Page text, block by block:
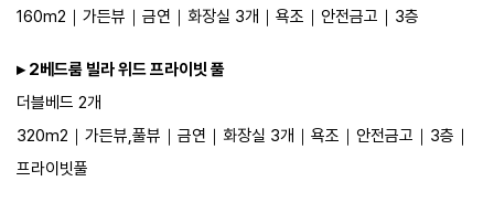
160m2｜​가든뷰｜​​​금연｜​화장실 3개｜​욕조｜​안전금고​​​​​​｜​3층​
▸ 2베드룸 빌라 위드 프라이빗 풀
더블베드 2개
320m2｜​가든뷰,풀뷰｜​​​금연｜​화장실 3개｜​욕조｜​안전금고​​​​​​｜​3층​​｜
프라이빗풀​​